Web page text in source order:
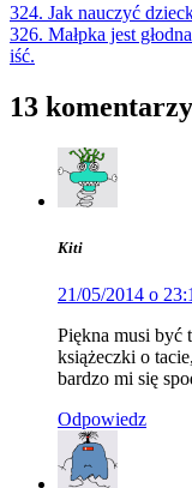
324. Jak nauczyć
326. Małpka jest
iść.
13 komentarzy
Kiti
21/05/2014 o
Piękna musi być
książeczki o
bardzo mi się
Odpowiedz